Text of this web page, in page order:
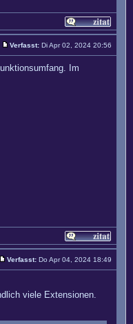
Verfasst: Di Apr 02, 2024 20:56
Im
Verfasst: Do Apr 04, 2024 18:49
viele Extensionen.